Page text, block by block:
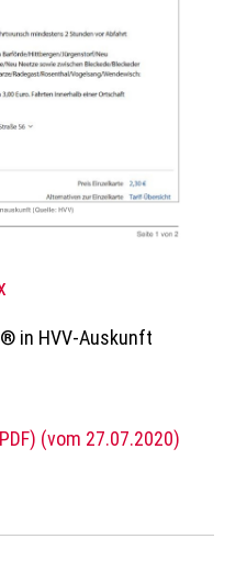
in HVV-Auskunft
(vom 27.07.2020)